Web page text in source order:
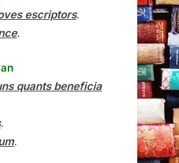
escriptors.
.
quants beneficia
.
.